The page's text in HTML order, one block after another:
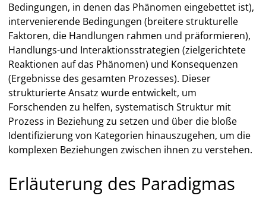
Bedingungen, in denen das Phänomen eingebettet ist),
intervenierende Bedingungen (breitere strukturelle
Faktoren, die Handlungen rahmen und präformieren),
Handlungs-und Interaktionsstrategien (zielgerichtete
Reaktionen auf das Phänomen) und Konsequenzen
(Ergebnisse des gesamten Prozesses). Dieser
strukturierte Ansatz wurde entwickelt, um
Forschenden zu helfen, systematisch Struktur mit
Prozess in Beziehung zu setzen und über die bloße
Identifizierung von Kategorien hinauszugehen, um die
komplexen Beziehungen zwischen ihnen zu verstehen.
Erläuterung des Paradigmas